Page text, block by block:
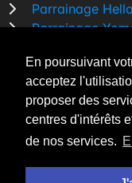
En poursuivant
acceptez
proposer des
centres d'intérêts
de nos services.
Parrainage
Parrainage
Comparatif
By Night v5.7.3